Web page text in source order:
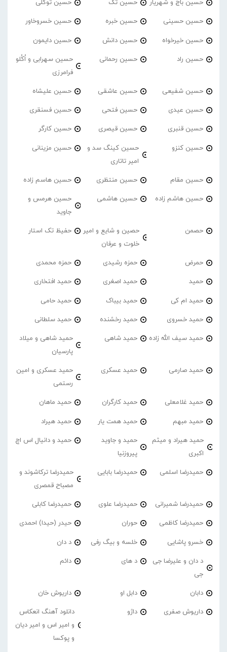
حسین باج و شهریار حسین تک حسین توکلی
حسین حسینی حسین خبره حسین خسروخاور
حسین خیرخواه حسین دانش حسین دایمون
حسین راد حسین رحمانی
حسین سهرابی و اُکُلو
فرامرزی
حسین شفیعی حسین عاشقی حسین علیشاه
حسین عیدی حسین فتحی حسین فسنقری
حسین قنبری حسین قیصری حسین کارگر
حسین کنزو
حسین کینگ سد و
امیر تاتاری
حسین مزینانی
حسین مقام حسین منتظری حسین هاسم زاده
حسین هاشم زاده حسین هاشمی
حسین هرمس و
جاوید
حصمن
حصین و شایع و امیر
خلوت و عرفان
حفیظ تک استار
حمرض حمزه رشیدی حمزه محمدی
حمید حمید اصغری حمید افتخاری
حمید ام کی حمید بیباک حمید حامی
حمید خسروی حمید رخشنده حمید سلطانی
حمید سیف الله زاده حمید شاهی
حمید شاهی و میلاد
پارسیان
حمید صارمی حمید عسکری
حمید عسکری و امین
رستمی
حمید غلامعلی حمید کارگران حمید ماهان
حمید مبهم حمید همت یار حمید هیراد
حمید هیراد و میثم
اکبری
حمید و جاوید
پیروزنیا
حمید و دانیال اس اچ
حمیدرضا اسلمی حمیدرضا بابایی
حمیدرضا ترکاشوند و
مصباح قمصری
حمیدرضا شمیرانی حمیدرضا علوی حمیدرضا کابلی
حمیدرضا کاظمی حوران حیدر (حیدا) احمدی
خسرو پاشایی خلسه و بیگ رفی د دان
د دان و علیرضا جی
جی
د های دائم
دابان دابل او داریوش خان
داریوش صفری داژو
دانلود آهنگ انعکاس
و امیر اس و امیر دیان
و پوکسا